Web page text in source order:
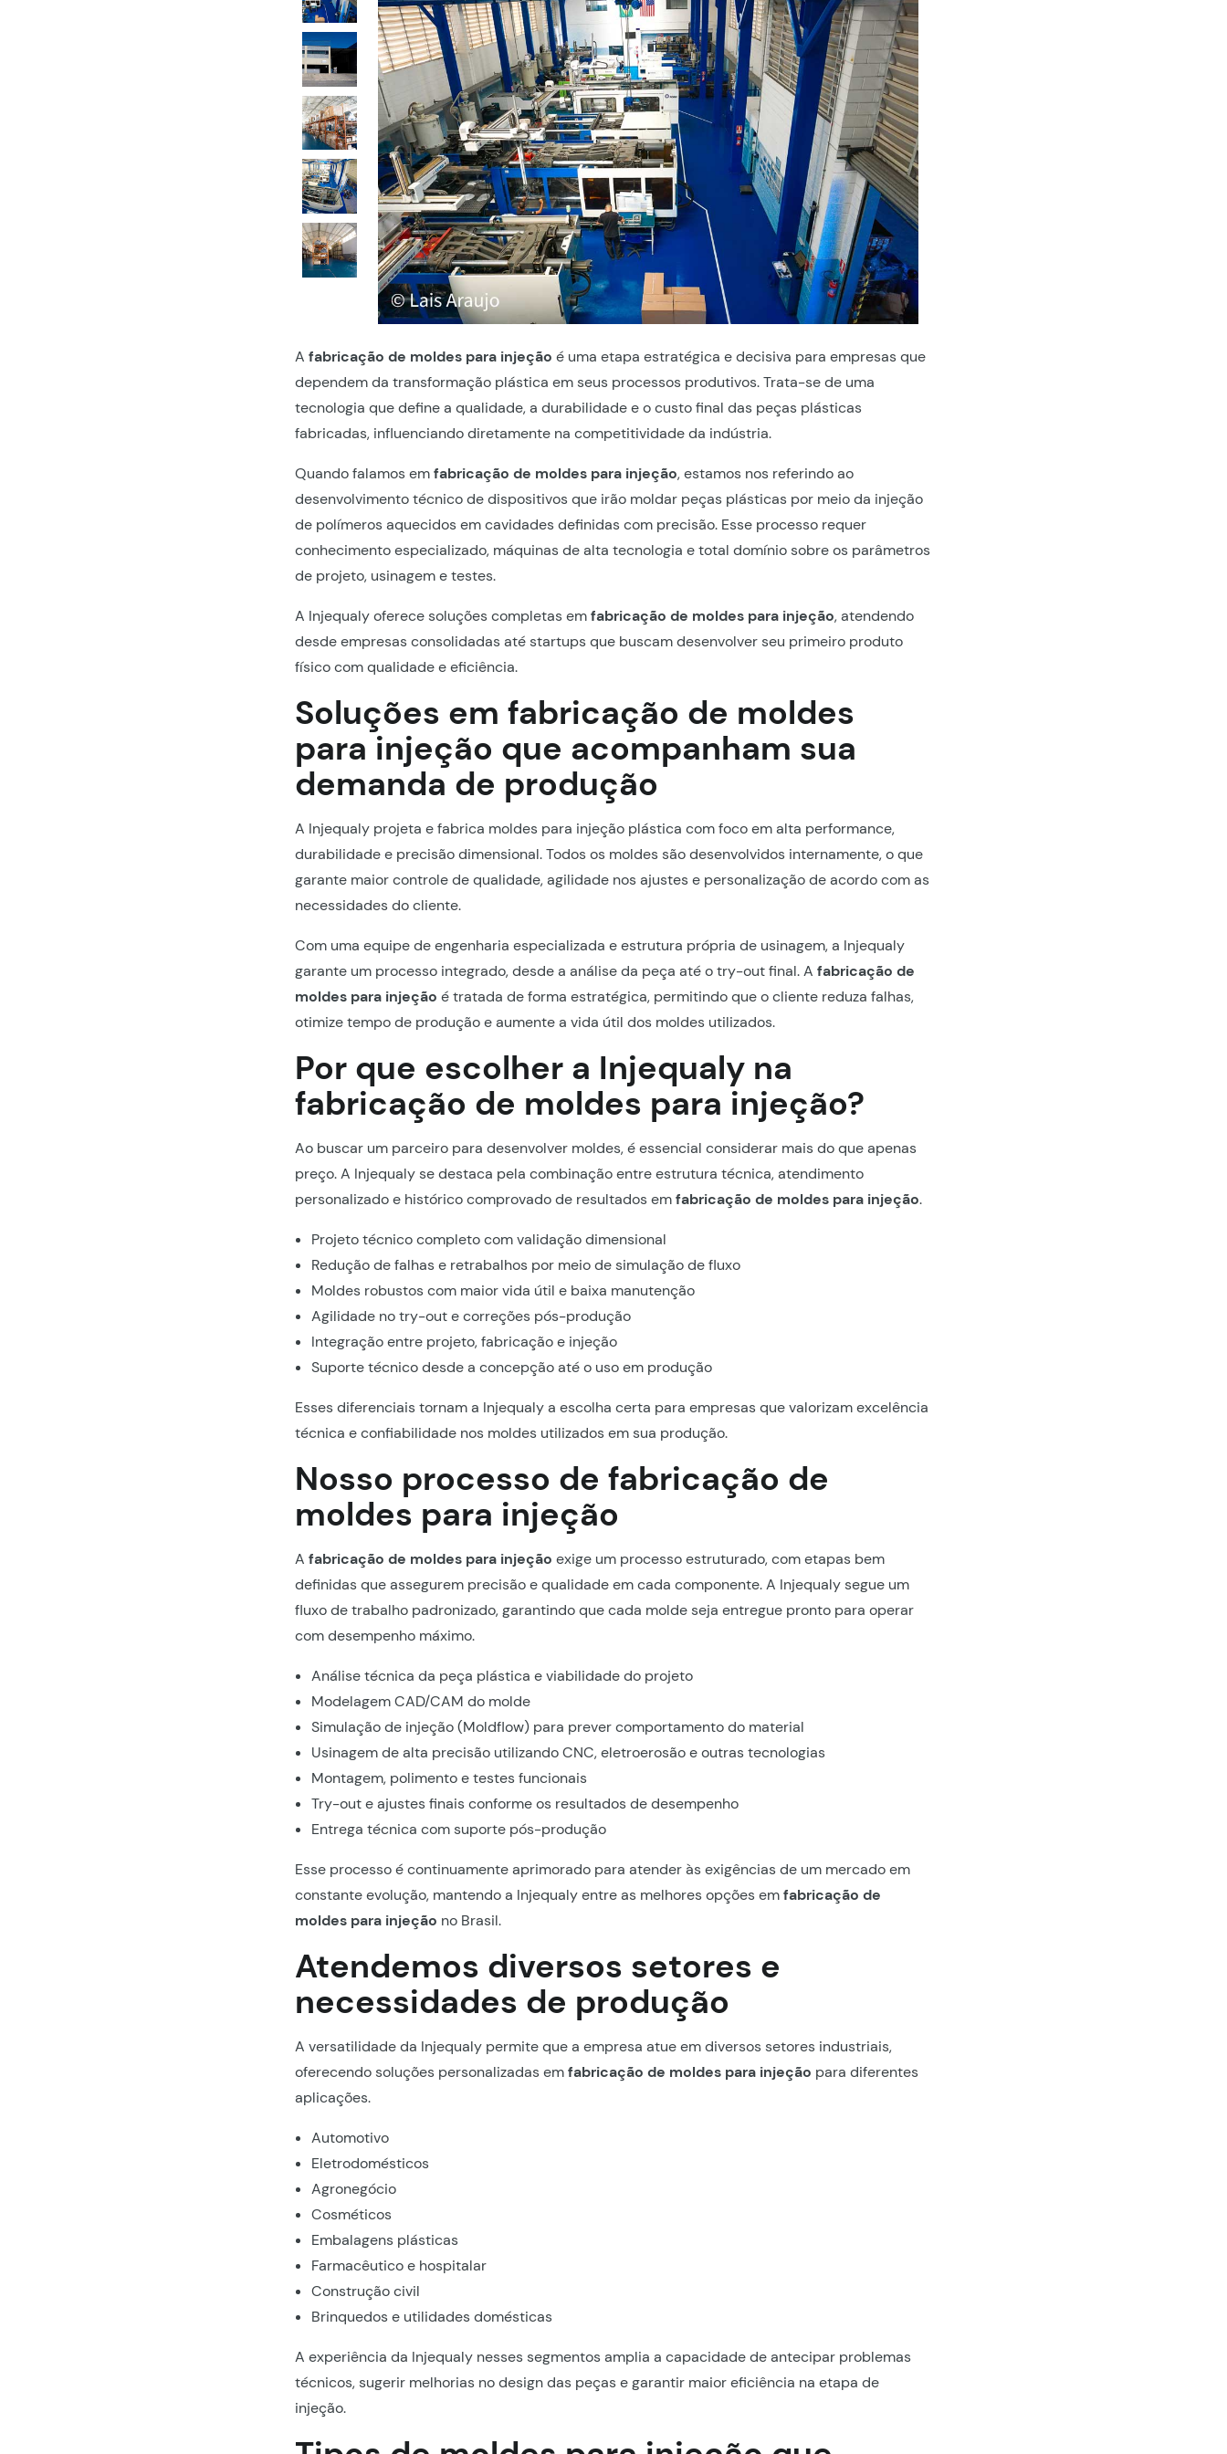
Afabricação de moldes para injeção é uma etapa estratégica e decisiva para empresas que
dependem da transformação plástica em seus processos produtivos. Trata-se de uma
tecnologia que define a qualidade, a durabilidade e o custo final das peças plásticas
fabricadas, influenciando diretamente na competitividade da indústria.
Quando falamos emfabricação de moldes para injeção, estamos nos referindo ao
desenvolvimento técnico de dispositivos que irão moldar peças plásticas por meio da injeção
de polímeros aquecidos em cavidades definidas com precisão. Esse processo requer
conhecimento especializado, máquinas de alta tecnologia e total domínio sobre os parâmetros
de projeto, usinagem e testes.
A Injequaly oferece soluções completas emfabricação de moldes para injeção, atendendo
desde empresas consolidadas até startups que buscam desenvolver seu primeiro produto
físico com qualidade e eficiência.
Soluções em fabricação de moldes
para injeção que acompanham sua
demanda de produção
A Injequaly projeta e fabrica moldes para injeção plástica com foco em alta performance,
durabilidade e precisão dimensional. Todos os moldes são desenvolvidos internamente, o que
garante maior controle de qualidade, agilidade nos ajustes e personalização de acordo com as
necessidades do cliente.
Com uma equipe de engenharia especializada e estrutura própria de usinagem, a Injequaly
garante um processo integrado, desde a análise da peça até o try-out final. Afabricação de
moldes para injeção é tratada de forma estratégica, permitindo que o cliente reduza falhas,
otimize tempo de produção e aumente a vida útil dos moldes utilizados.
Por que escolher a Injequaly na
fabricação de moldes para injeção?
Ao buscar um parceiro para desenvolver moldes, é essencial considerar mais do que apenas
preço. A Injequaly se destaca pela combinação entre estrutura técnica, atendimento
personalizado e histórico comprovado de resultados emfabricação de moldes para injeção.
Projeto técnico completo com validação dimensional
Redução de falhas e retrabalhos por meio de simulação de fluxo
Moldes robustos com maior vida útil e baixa manutenção
Agilidade no try-out e correções pós-produção
Integração entre projeto, fabricação e injeção
Suporte técnico desde a concepção até o uso em produção
Esses diferenciais tornam a Injequaly a escolha certa para empresas que valorizam excelência
técnica e confiabilidade nos moldes utilizados em sua produção.
Nosso processo de fabricação de
moldes para injeção
Afabricação de moldes para injeção exige um processo estruturado, com etapas bem
definidas que assegurem precisão e qualidade em cada componente. A Injequaly segue um
fluxo de trabalho padronizado, garantindo que cada molde seja entregue pronto para operar
com desempenho máximo.
Análise técnica da peça plástica e viabilidade do projeto
Modelagem CAD/CAM do molde
Simulação de injeção (Moldflow) para prever comportamento do material
Usinagem de alta precisão utilizando CNC, eletroerosão e outras tecnologias
Montagem, polimento e testes funcionais
Try-out e ajustes finais conforme os resultados de desempenho
Entrega técnica com suporte pós-produção
Esse processo é continuamente aprimorado para atender às exigências de um mercado em
constante evolução, mantendo a Injequaly entre as melhores opções emfabricação de
moldes para injeção no Brasil.
Atendemos diversos setores e
necessidades de produção
A versatilidade da Injequaly permite que a empresa atue em diversos setores industriais,
oferecendo soluções personalizadas emfabricação de moldes para injeção para diferentes
aplicações.
Automotivo
Eletrodomésticos
Agronegócio
Cosméticos
Embalagens plásticas
Farmacêutico e hospitalar
Construção civil
Brinquedos e utilidades domésticas
A experiência da Injequaly nesses segmentos amplia a capacidade de antecipar problemas
técnicos, sugerir melhorias no design das peças e garantir maior eficiência na etapa de
injeção.